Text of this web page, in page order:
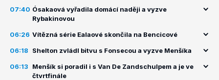
07:40 Ósakaová vyřadila domácí naději a vyzve
Rybakinovou
06:26 Vítězná série Ealaové skončila na Bencicové
06:18 Shelton zvládl bitvu s Fonsecou a vyzve Menšíka
06:13
Menšík si poradil i s Van De Zandschulpem a je ve
čtvrtfinále